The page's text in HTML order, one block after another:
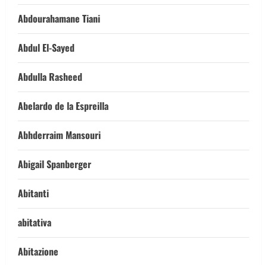
Abdourahamane Tiani
Abdul El-Sayed
Abdulla Rasheed
Abelardo de la Espreilla
Abhderraim Mansouri
Abigail Spanberger
Abitanti
abitativa
Abitazione